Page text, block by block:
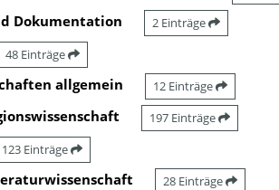
Dokumentation 2 Einträge
48 Einträge
allgemein 12 Einträge
197 Einträge
123 Einträge
28 Einträge